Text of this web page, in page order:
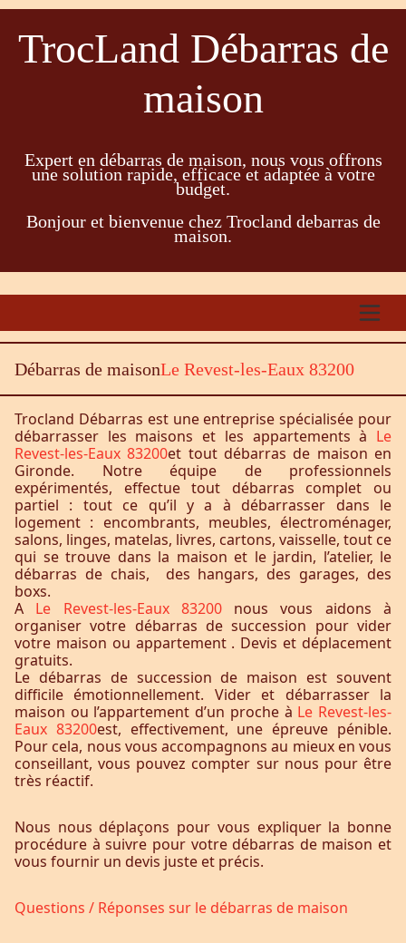
TrocLand Débarras de
maison
Expert en débarras de maison, nous vous offrons
une solution rapide, efficace et adaptée à votre
budget.
Bonjour et bienvenue chez Trocland debarras de
maison.
Débarras de maisonLe Revest-les-Eaux 83200
Trocland Débarras est une entreprise spécialisée pour
débarrasser les maisons et les appartements à Le
Revest-les-Eaux 83200et tout débarras de maison en
Gironde. Notre équipe de professionnels
expérimentés, effectue tout débarras complet ou
partiel : tout ce qu’il y a à débarrasser dans le
logement : encombrants, meubles, électroménager,
salons, linges, matelas, livres, cartons, vaisselle, tout ce
qui se trouve dans la maison et le jardin, l’atelier, le
débarras de chais, des hangars, des garages, des
boxs.
A Le Revest-les-Eaux 83200 nous vous aidons à
organiser votre débarras de succession pour vider
votre maison ou appartement . Devis et déplacement
gratuits.
Le débarras de succession de maison est souvent
difficile émotionnellement. Vider et débarrasser la
maison ou l’appartement d’un proche à Le Revest-les-
Eaux 83200est, effectivement, une épreuve pénible.
Pour cela, nous vous accompagnons au mieux en vous
conseillant, vous pouvez compter sur nous pour être
très réactif.
Nous nous déplaçons pour vous expliquer la bonne
procédure à suivre pour votre débarras de maison et
vous fournir un devis juste et précis.
Questions / Réponses sur le débarras de maison